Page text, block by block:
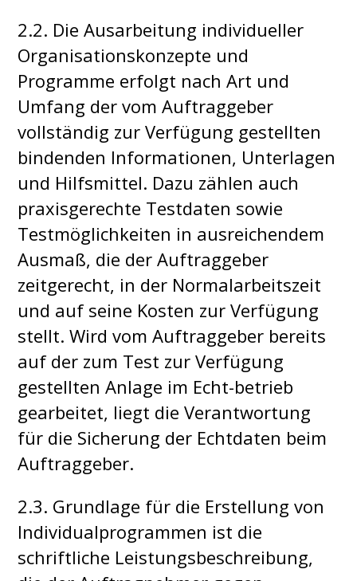
2.2. Die Ausarbeitung individueller
Organisationskonzepte und
Programme erfolgt nach Art und
Umfang der vom Auftraggeber
vollständig zur Verfügung gestellten
bindenden Informationen, Unterlagen
und Hilfsmittel. Dazu zählen auch
praxisgerechte Testdaten sowie
Testmöglichkeiten in ausreichendem
Ausmaß, die der Auftraggeber
zeitgerecht, in der Normalarbeitszeit
und auf seine Kosten zur Verfügung
stellt. Wird vom Auftraggeber bereits
auf der zum Test zur Verfügung
gestellten Anlage im Echt-betrieb
gearbeitet, liegt die Verantwortung
für die Sicherung der Echtdaten beim
Auftraggeber.
2.3. Grundlage für die Erstellung von
Individualprogrammen ist die
schriftliche Leistungsbeschreibung,